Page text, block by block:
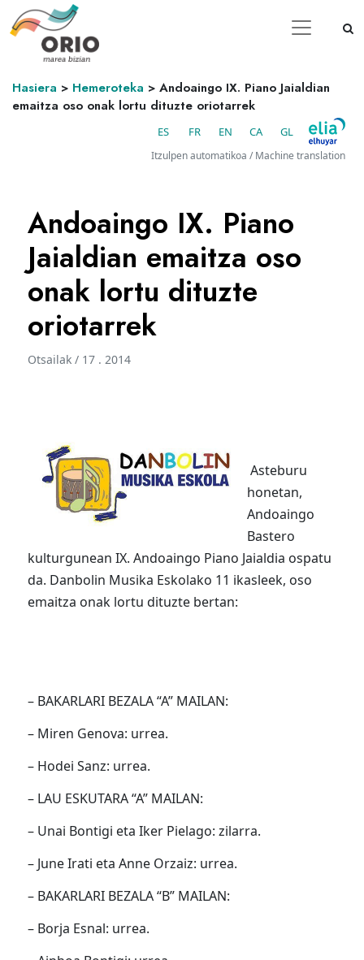
Hasiera > Hemeroteka > Andoaingo IX. Piano Jaialdian
emaitza oso onak lortu dituzte oriotarrek
ES FR EN CA GL
Itzulpen automatikoa / Machine translation
Andoaingo IX. Piano
Jaialdian emaitza oso
onak lortu dituzte
oriotarrek
Otsailak / 17 . 2014
Asteburu
honetan,
Andoaingo
Bastero
kulturgunean IX. Andoaingo Piano Jaialdia ospatu
da. Danbolin Musika Eskolako 11 ikasleek, oso
emaitza onak lortu dituzte bertan:
– BAKARLARI BEZALA “A” MAILAN:
– Miren Genova: urrea.
– Hodei Sanz: urrea.
– LAU ESKUTARA “A” MAILAN:
– Unai Bontigi eta Iker Pielago: zilarra.
– June Irati eta Anne Orzaiz: urrea.
– BAKARLARI BEZALA “B” MAILAN:
– Borja Esnal: urrea.